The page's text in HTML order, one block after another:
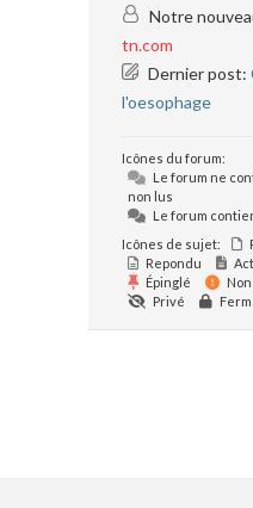
Notre
tn.com
Dernier post:
l'oesophage
Icônes du forum:
Le forum ne
non lus
Le forum
Icônes de sujet:
Repondu
Épinglé
Privé